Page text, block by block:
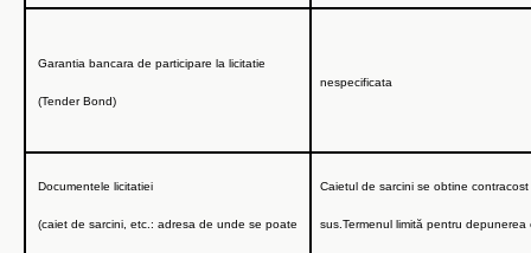
Garantia bancara de participare la licitatie
(Tender Bond)
nespecificata
Documentele licitatiei
(caiet de sarcini, etc.: adresa de unde se poate
Caietul de sarcini se obtine
sus.Termenul limită pentru